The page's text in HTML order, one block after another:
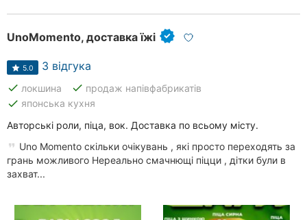
UnoMomento, доставка їжі
5.0 3 відгука
done локшина done продаж напівфабрикатів
done японська кухня
Авторські роли, піца, вок. Доставка по всьому місту.
Uno Momento скільки очікувань , які просто переходять за
грань можливого Нереально смачнющі піцци , дітки були в
захват...